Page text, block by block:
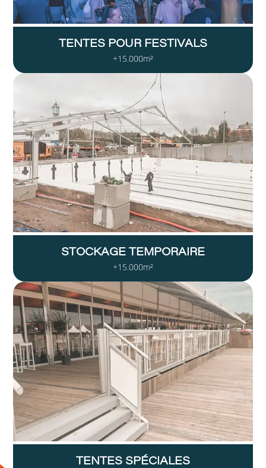
TENTES POUR FESTIVALS
+15.000m²
STOCKAGE TEMPORAIRE
+15.000m²
TENTES SPÉCIALES